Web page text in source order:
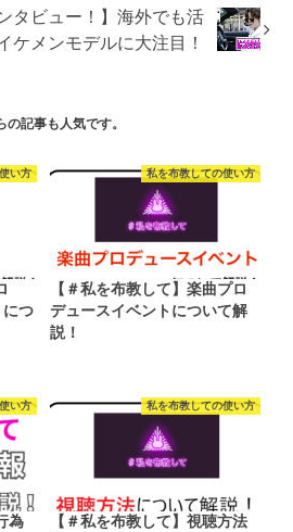
タビュー！】海外でも活
ケメンモデルに大注目！
の記事も人気です。
い方
につ
私を布教しての使い方
【＃私を布教して】楽曲プロ
デュースイベントについて解
説！
い方
為
私を布教しての使い方
【＃私を布教して】視聴方法